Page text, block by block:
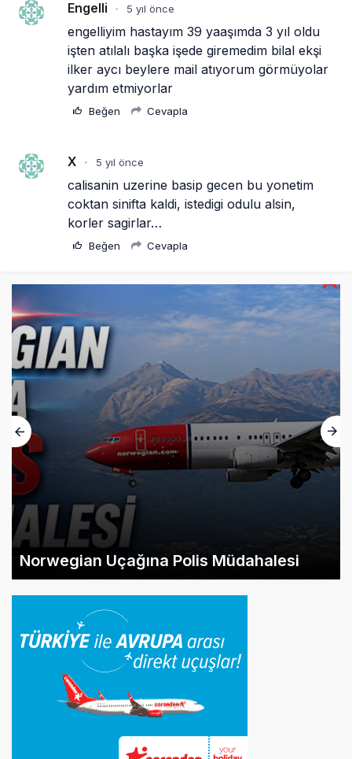
Engelli • 5 yıl önce
engelliyim hastayım 39 yaaşımda 3 yıl oldu
işten atılalı başka işede giremedim bilal ekşi
ilker aycı beylere mail atıyorum görmüyolar
yardım etmiyorlar
Beğen Cevapla
X • 5 yıl önce
calisanin uzerine basip gecen bu yonetim
coktan sinifta kaldi, istedigi odulu alsin,
korler sagirlar…
Beğen Cevapla
Norwegian Uçağına Polis Müdahalesi